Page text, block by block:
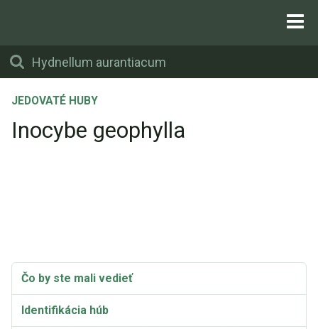
JEDOVATÉ HUBY
Inocybe geophylla
Čo by ste mali vedieť
Identifikácia húb